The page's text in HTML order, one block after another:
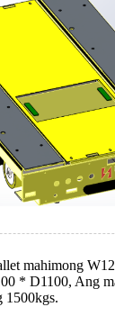
mahimong
* D1100, Ang
1500kgs.